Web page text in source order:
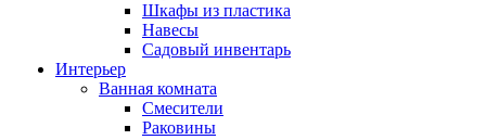
Шкафы из пластика
Навесы
Садовый инвентарь
Интерьер
Ванная комната
Смесители
Раковины